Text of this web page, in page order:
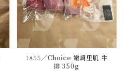
1855／Choice 嫩肩里肌 牛
排 350g